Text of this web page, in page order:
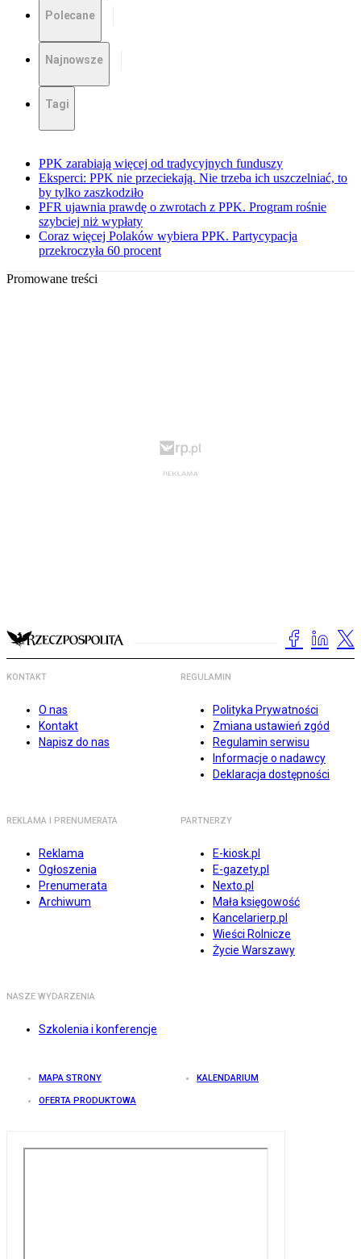
Polecane
Najnowsze
Tagi
PPK zarabiają więcej od tradycyjnych funduszy
Eksperci: PPK nie przeciekają. Nie trzeba ich uszczelniać, to
by tylko zaszkodziło
PFR ujawnia prawdę o zwrotach z PPK. Program rośnie
szybciej niż wypłaty
Coraz więcej Polaków wybiera PPK. Partycypacja
przekroczyła 60 procent
Promowane treści
KONTAKT
O nas
Kontakt
Napisz do nas
REGULAMIN
Polityka Prywatności
Zmiana ustawień zgód
Regulamin serwisu
Informacje o nadawcy
Deklaracja dostępności
REKLAMA I PRENUMERATA
Reklama
Ogłoszenia
Prenumerata
Archiwum
PARTNERZY
E-kiosk.pl
E-gazety.pl
Nexto.pl
Mała księgowość
Kancelarierp.pl
Wieści Rolnicze
Życie Warszawy
NASZE WYDARZENIA
Szkolenia i konferencje
MAPA STRONY KALENDARIUM
OFERTA PRODUKTOWA